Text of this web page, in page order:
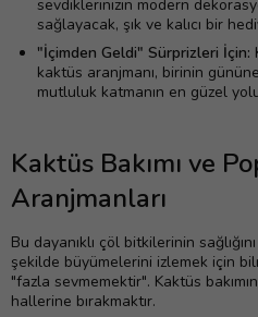
sevdiklerinizin modern
sağlayacak, şık ve kalıcı bir
"İçimden Geldi" Sürprizleri İçin:
kaktüs aranjmanı, birinin
mutluluk katmanın en güzel
Kaktüs Bakımı ve
Aranjmanları
Bu dayanıklı çöl bitkilerinin
şekilde büyümelerini izlemek için
"fazla sevmemektir". Kaktüs
hallerine bırakmaktır.